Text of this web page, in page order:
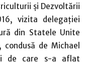
şi Dezvoltării
vizita delegaţiei
din Statele Unite
de Michael
de care s-a aflat